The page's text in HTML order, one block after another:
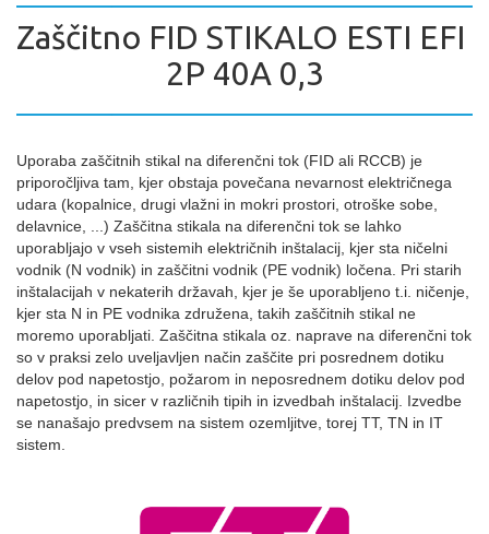
Zaščitno FID STIKALO ESTI EFI
2P 40A 0,3
Uporaba zaščitnih stikal na diferenčni tok (FID ali RCCB) je
priporočljiva tam, kjer obstaja povečana nevarnost električnega
udara (kopalnice, drugi vlažni in mokri prostori, otroške sobe,
delavnice, ...) Zaščitna stikala na diferenčni tok se lahko
uporabljajo v vseh sistemih električnih inštalacij, kjer sta ničelni
vodnik (N vodnik) in zaščitni vodnik (PE vodnik) ločena. Pri starih
inštalacijah v nekaterih državah, kjer je še uporabljeno t.i. ničenje,
kjer sta N in PE vodnika združena, takih zaščitnih stikal ne
moremo uporabljati. Zaščitna stikala oz. naprave na diferenčni tok
so v praksi zelo uveljavljen način zaščite pri posrednem dotiku
delov pod napetostjo, požarom in neposrednem dotiku delov pod
napetostjo, in sicer v različnih tipih in izvedbah inštalacij. Izvedbe
se nanašajo predvsem na sistem ozemljitve, torej TT, TN in IT
sistem.